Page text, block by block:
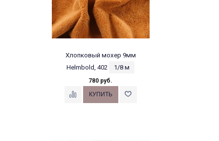
Хлопковый мохер 9мм
Helmbold, 402
1/8 м
780 руб.